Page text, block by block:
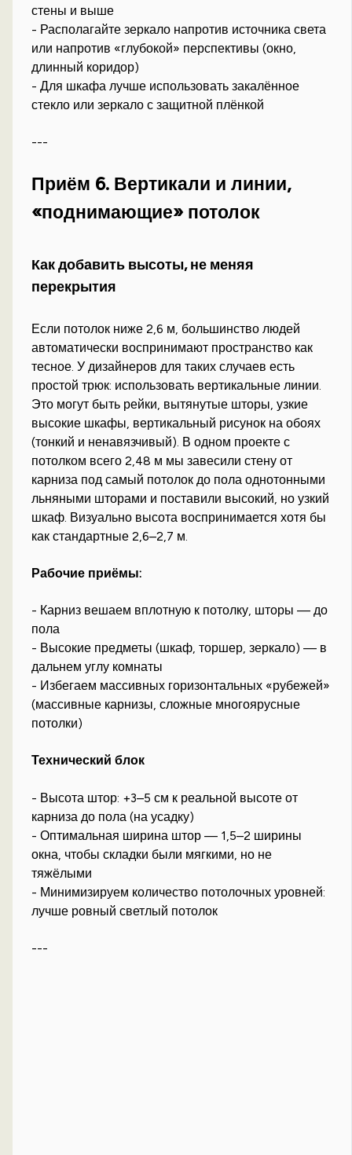
стены и выше
- Располагайте зеркало напротив источника света
или напротив «глубокой» перспективы (окно,
длинный коридор)
- Для шкафа лучше использовать закалённое
стекло или зеркало с защитной плёнкой
---
Приём 6. Вертикали и линии,
«поднимающие» потолок
Как добавить высоты, не меняя
перекрытия
Если потолок ниже 2,6 м, большинство людей
автоматически воспринимают пространство как
тесное. У дизайнеров для таких случаев есть
простой трюк: использовать вертикальные линии.
Это могут быть рейки, вытянутые шторы, узкие
высокие шкафы, вертикальный рисунок на обоях
(тонкий и ненавязчивый). В одном проекте с
потолком всего 2,48 м мы завесили стену от
карниза под самый потолок до пола однотонными
льняными шторами и поставили высокий, но узкий
шкаф. Визуально высота воспринимается хотя бы
как стандартные 2,6–2,7 м.
Рабочие приёмы:
- Карниз вешаем вплотную к потолку, шторы — до
пола
- Высокие предметы (шкаф, торшер, зеркало) — в
дальнем углу комнаты
- Избегаем массивных горизонтальных «рубежей»
(массивные карнизы, сложные многоярусные
потолки)
Технический блок
- Высота штор: +3–5 см к реальной высоте от
карниза до пола (на усадку)
- Оптимальная ширина штор — 1,5–2 ширины
окна, чтобы складки были мягкими, но не
тяжёлыми
- Минимизируем количество потолочных уровней:
лучше ровный светлый потолок
---